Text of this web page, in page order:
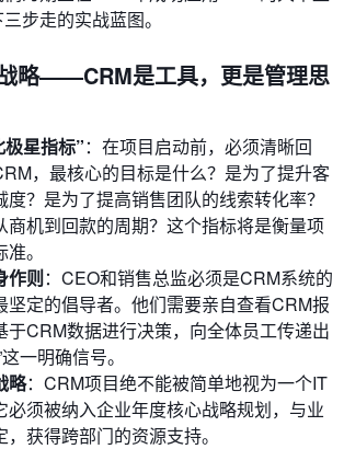
步走的实战蓝图。
略——CRM是工具，更是管理思
星指标”：在项目启动前，必须清晰回
，最核心的目标是什么？是为了提升客
度？是为了提高销售团队的线索转化率？
商机到回款的周期？这个指标将是衡量项
。
作则：CEO和销售总监必须是CRM系统的
坚定的倡导者。他们需要亲自查看CRM报
于CRM数据进行决策，向全体员工传递出
一明确信号。
略：CRM项目绝不能被简单地视为一个IT
必须被纳入企业年度核心战略规划，与业
获得跨部门的资源支持。